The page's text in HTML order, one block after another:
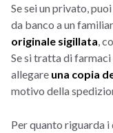
Se sei un privato,
da banco a un
originale sigillata ,
Se si tratta di
allegare una copia
motivo della
Per quanto riguarda